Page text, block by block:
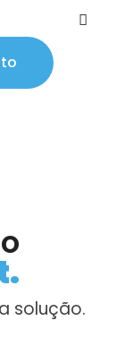
solução.